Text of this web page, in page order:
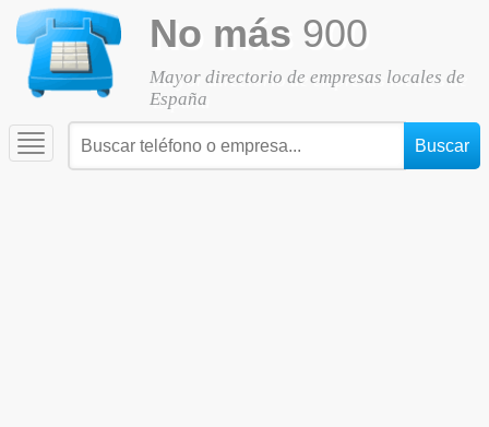
No más 900
Mayor directorio de empresas locales de
España
Toggle
navigation